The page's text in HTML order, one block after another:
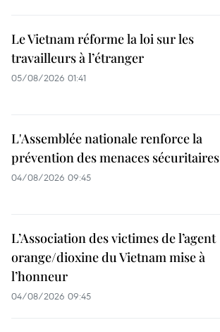
Le Vietnam réforme la loi sur les
travailleurs à l’étranger
05/08/2026 01:41
L'Assemblée nationale renforce la
prévention des menaces sécuritaires
04/08/2026 09:45
L’Association des victimes de l’agent
orange/dioxine du Vietnam mise à
l’honneur
04/08/2026 09:45